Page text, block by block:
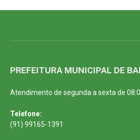
PREFEITURA MUNICIPAL DE
Atendimento de segunda a sexta de
Telefone:
(91) 99165-1391